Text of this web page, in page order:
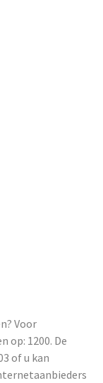
Voor
op: 1200. De
of u kan